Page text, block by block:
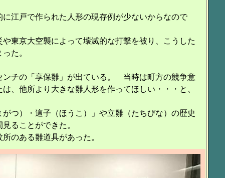
江戸で作られた人形の現存例が少ないからなので
東京大空襲によって壊滅的な打撃を被り、こうした
た。
チの「享保雛」が出ている。 当時は町方の競争意
、他所より大きな雛人形を作ってほしい・・・と、
つ）・這子（ほうこ）」や立雛（たちびな）の歴史
ることができた。
のある雛道具があった。